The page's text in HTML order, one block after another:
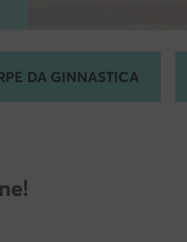
DA GINNASTICA